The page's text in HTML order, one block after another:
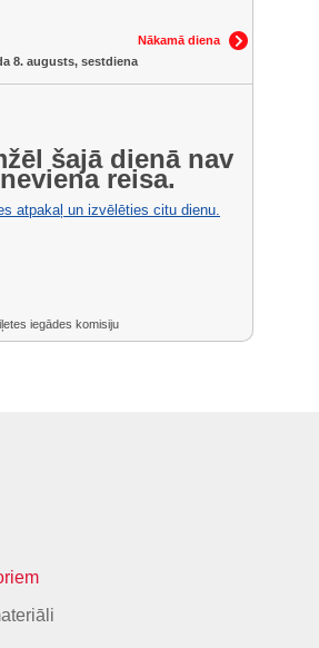
Nākamā diena
8. augusts, sestdiena
šajā dienā nav
neviena reisa.
atpakaļ un izvēlēties citu dienu.
iegādes komisiju